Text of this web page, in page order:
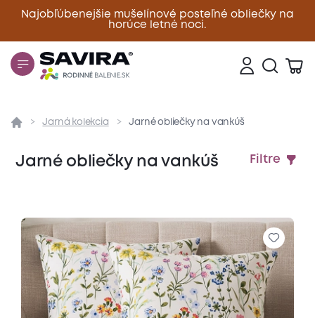
Najobľúbenejšie mušelínové posteľné obliečky na
horúce letné noci.
Zavrieť
Jarná kolekcia Jarné obliečky na vankúš
Jarné obliečky na vankúš Filtre